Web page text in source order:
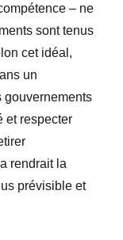
– ne
sont tenus
cet idéal,
un
gouvernements
et respecter
rendrait la
prévisible et